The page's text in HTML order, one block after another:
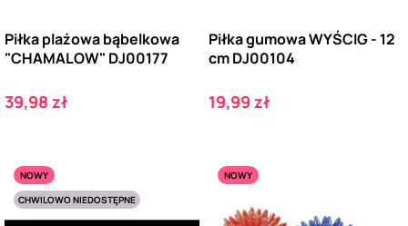
Piłka plażowa bąbelkowa
"CHAMALOW" DJ00177
Cena
39,98 zł
Piłka gumowa WYŚCIG - 12
cm DJ00104
Cena
19,99 zł
NOWY
CHWILOWO NIEDOSTĘPNE
NOWY